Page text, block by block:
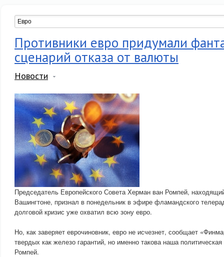
Противники евро придумали
сценарий отказа от валюты
Новости
Председатель Европейского Совета Херман ван Ромпей,
Вашингтоне, признал в понедельник в эфире фламандского
долговой кризис уже охватил всю зону евро.
Но, как заверяет еврочиновник, евро не исчезнет, сообщает
твердых как железо гарантий, но именно такова наша
Ромпей.